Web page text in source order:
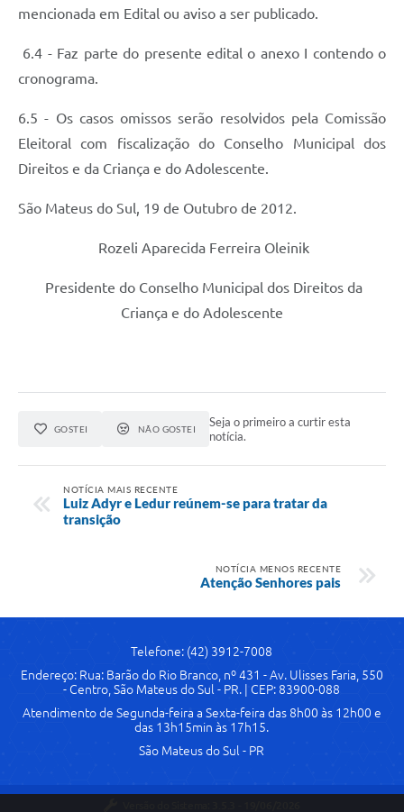
mencionada em Edital ou aviso a ser publicado.
6.4 - Faz parte do presente edital o anexo I contendo o
cronograma.
6.5 - Os casos omissos serão resolvidos pela Comissão
Eleitoral com fiscalização do Conselho Municipal dos
Direitos e da Criança e do Adolescente.
São Mateus do Sul, 19 de Outubro de 2012.
Rozeli Aparecida Ferreira Oleinik
Presidente do Conselho Municipal dos Direitos da
Criança e do Adolescente
GOSTEI NÃO GOSTEI
Seja o primeiro a curtir esta
notícia.
NOTÍCIA MAIS RECENTE
Luiz Adyr e Ledur reúnem-se para tratar da
transição
NOTÍCIA MENOS RECENTE
Atenção Senhores pais
Telefone: (42) 3912-7008
Endereço: Rua: Barão do Rio Branco, nº 431 - Av. Ulisses Faria, 550
- Centro, São Mateus do Sul - PR. | CEP: 83900-088
Atendimento de Segunda-feira a Sexta-feira das 8h00 às 12h00 e
das 13h15min às 17h15.
São Mateus do Sul - PR